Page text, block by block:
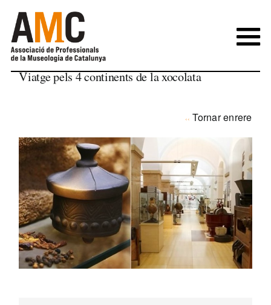
content
Viatge pels 4 continents de la xocolata
Tornar enrere